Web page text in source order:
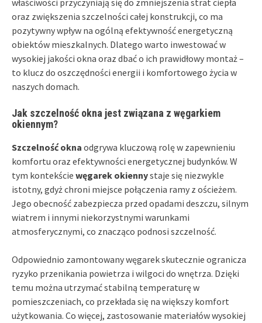
właściwości przyczyniają się do zmniejszenia strat ciepła
oraz zwiększenia szczelności całej konstrukcji, co ma
pozytywny wpływ na ogólną efektywność energetyczną
obiektów mieszkalnych. Dlatego warto inwestować w
wysokiej jakości okna oraz dbać o ich prawidłowy montaż –
to klucz do oszczędności energii i komfortowego życia w
naszych domach.
Jak szczelność okna jest związana z węgarkiem
okiennym?
Szczelność okna odgrywa kluczową rolę w zapewnieniu
komfortu oraz efektywności energetycznej budynków. W
tym kontekście węgarek okiennystaje się niezwykle
istotny, gdyż chroni miejsce połączenia ramy z ościeżem.
Jego obecność zabezpiecza przed opadami deszczu, silnym
wiatrem i innymi niekorzystnymi warunkami
atmosferycznymi, co znacząco podnosi szczelność.
Odpowiednio zamontowany węgarek skutecznie ogranicza
ryzyko przenikania powietrza i wilgoci do wnętrza. Dzięki
temu można utrzymać stabilną temperaturę w
pomieszczeniach, co przekłada się na większy komfort
użytkowania. Co więcej, zastosowanie materiałów wysokiej